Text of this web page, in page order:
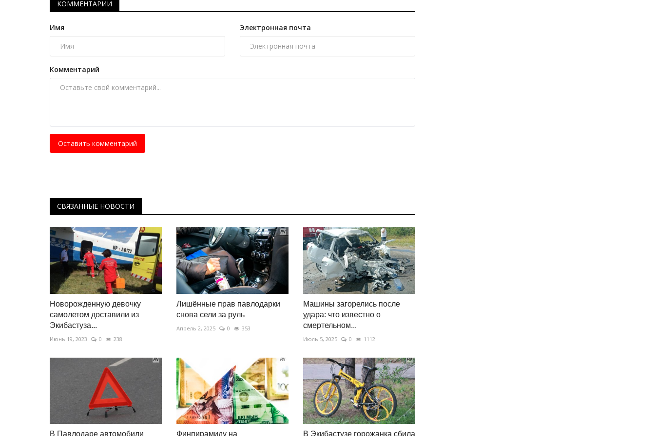
КОММЕНТАРИИ
Имя Электронная почта
Комментарий
Оставить комментарий
СВЯЗАННЫЕ НОВОСТИ
Новорожденную девочку
самолетом доставили из
Экибастуза...
Июнь 19, 2023 0 238
Лишённые прав павлодарки
снова сели за руль
Апрель 2, 2025 0 353
Машины загорелись после
удара: что известно о
смертельном...
Июль 5, 2025 0 1112
В Павлодаре автомобили Финпирамиду на В Экибастузе горожанка сбила